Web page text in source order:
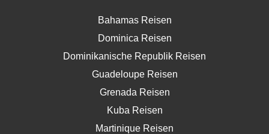
Bahamas Reisen
Dominica Reisen
Dominikanische Republik Reisen
Guadeloupe Reisen
Grenada Reisen
Kuba Reisen
Martinique Reisen